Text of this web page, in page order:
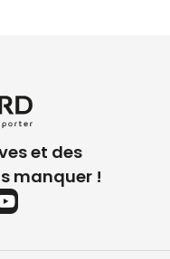
et des
manquer !